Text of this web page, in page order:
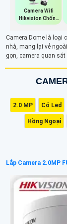
Camera Wifi
Hikvision Chống
Trộm
Camera Dome là loại
nhà, mang lại vẻ
gọn, camera quan
2.0 MP Có Led
Hồng Ngoại
Lắp Camera 2.0MP